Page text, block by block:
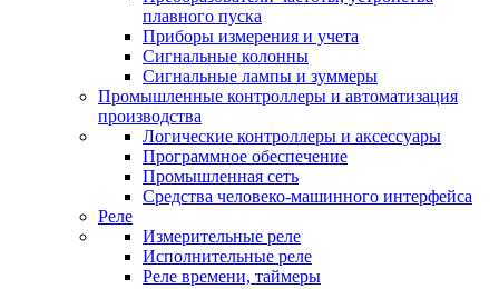
плавного пуска
Приборы измерения и учета
Сигнальные колонны
Сигнальные лампы и зуммеры
Промышленные контроллеры и автоматизация
производства
Логические контроллеры и аксессуары
Программное обеспечение
Промышленная сеть
Средства человеко-машинного интерфейса
Реле
Измерительные реле
Исполнительные реле
Реле времени, таймеры